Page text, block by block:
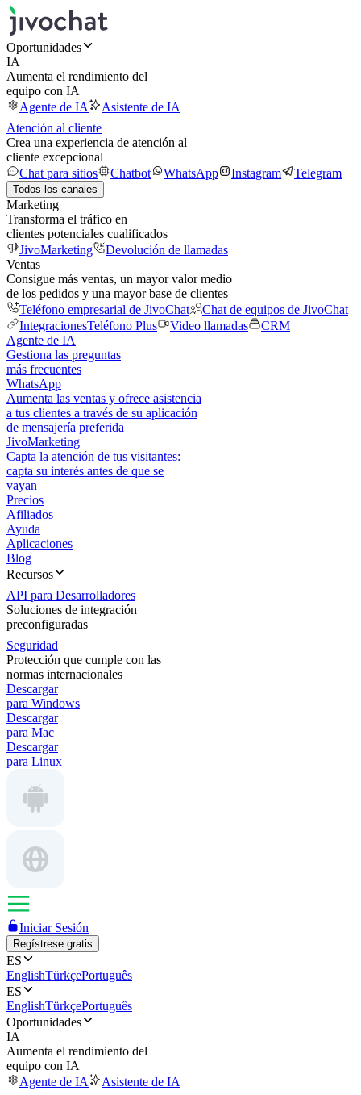
Oportunidades
IA
Aumenta el rendimiento del
equipo con IA
Agente de IA
Asistente de IA
Atención al cliente
Crea una experiencia de atención al
cliente excepcional
Chat para sitios
Chatbot WhatsApp Instagram Telegram
Todos los canales
Marketing
Transforma el tráfico en
clientes potenciales cualificados
JivoMarketing
Devolución de llamadas
Ventas
Consigue más ventas, un mayor valor medio
de los pedidos y una mayor base de clientes
Teléfono empresarial de JivoChat
Chat de equipos de JivoChat
IntegracionesTeléfono Plus Video llamadas
CRM
Agente de IA
Gestiona las preguntas
más frecuentes
WhatsApp
Aumenta las ventas y ofrece asistencia
a tus clientes a través de su aplicación
de mensajería preferida
JivoMarketing
Capta la atención de tus visitantes:
capta su interés antes de que se
vayan
Precios
Afiliados
Ayuda
Aplicaciones
Blog
Recursos
API para Desarrolladores
Soluciones de integración
preconfiguradas
Seguridad
Protección que cumple con las
normas internacionales
Descargar
para Windows
Descargar
para Mac
Descargar
para Linux
Iniciar Sesión
Regístrese gratis
ES
EnglishTürkçePortuguês
ES
EnglishTürkçePortuguês
Oportunidades
IA
Aumenta el rendimiento del
equipo con IA
Agente de IA
Asistente de IA